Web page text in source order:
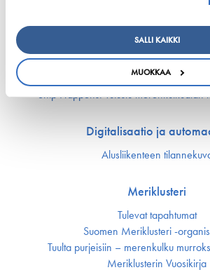
SALLI KAIKKI
MUOKKAA
Miehitys ja pätevyys­asiat
Koulutus ja osaaminen
Suomen Varustamoiden
Merenkulun HarjoitteluMylly
Ship Happens: Tutustu merenkulkualan
Digitalisaatio ja
Alusliikenteen
Meriklusteri
Tulevat tapahtumat
Suomen Meriklusteri -
Tuulta purjeisiin – merenkulku
Meriklusterin Vuosikirja